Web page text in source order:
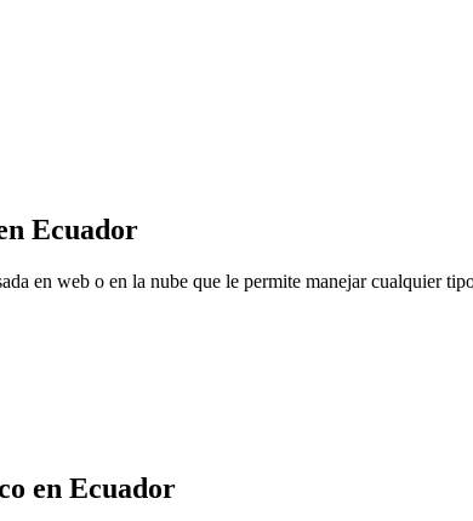
Ecuador
en web o en la nube que le permite manejar cualquier
en Ecuador